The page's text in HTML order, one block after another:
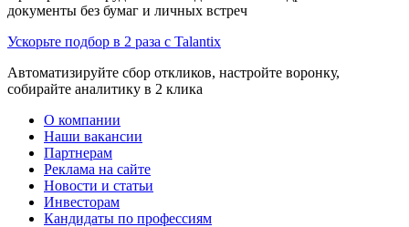
документы без бумаг и личных встреч
Ускорьте подбор в 2 раза с Talantix
Автоматизируйте сбор откликов, настройте воронку,
собирайте аналитику в 2 клика
О компании
Наши вакансии
Партнерам
Реклама на сайте
Новости и статьи
Инвесторам
Кандидаты по профессиям